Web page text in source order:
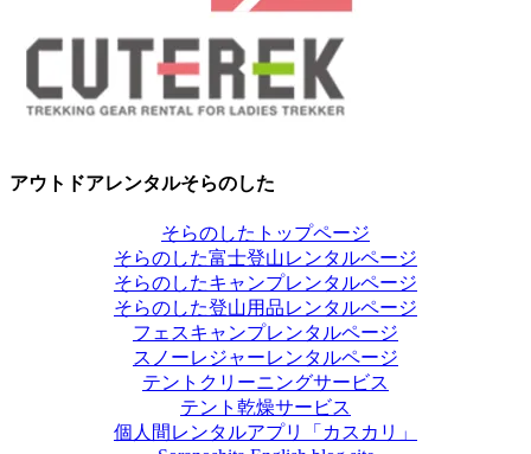
アウトドアレンタルそらのした
そらのしたトップページ
そらのした富士登山レンタルページ
そらのしたキャンプレンタルページ
そらのした登山用品レンタルページ
フェスキャンプレンタルページ
スノーレジャーレンタルページ
テントクリーニングサービス
テント乾燥サービス
個人間レンタルアプリ「カスカリ」